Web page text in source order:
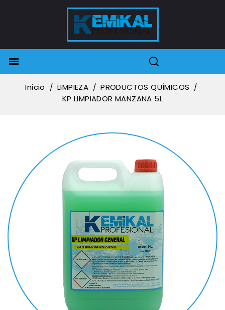

Inicio LIMPIEZA
PRODUCTOS QUÍMICOS
KP LIMPIADOR MANZANA 5L